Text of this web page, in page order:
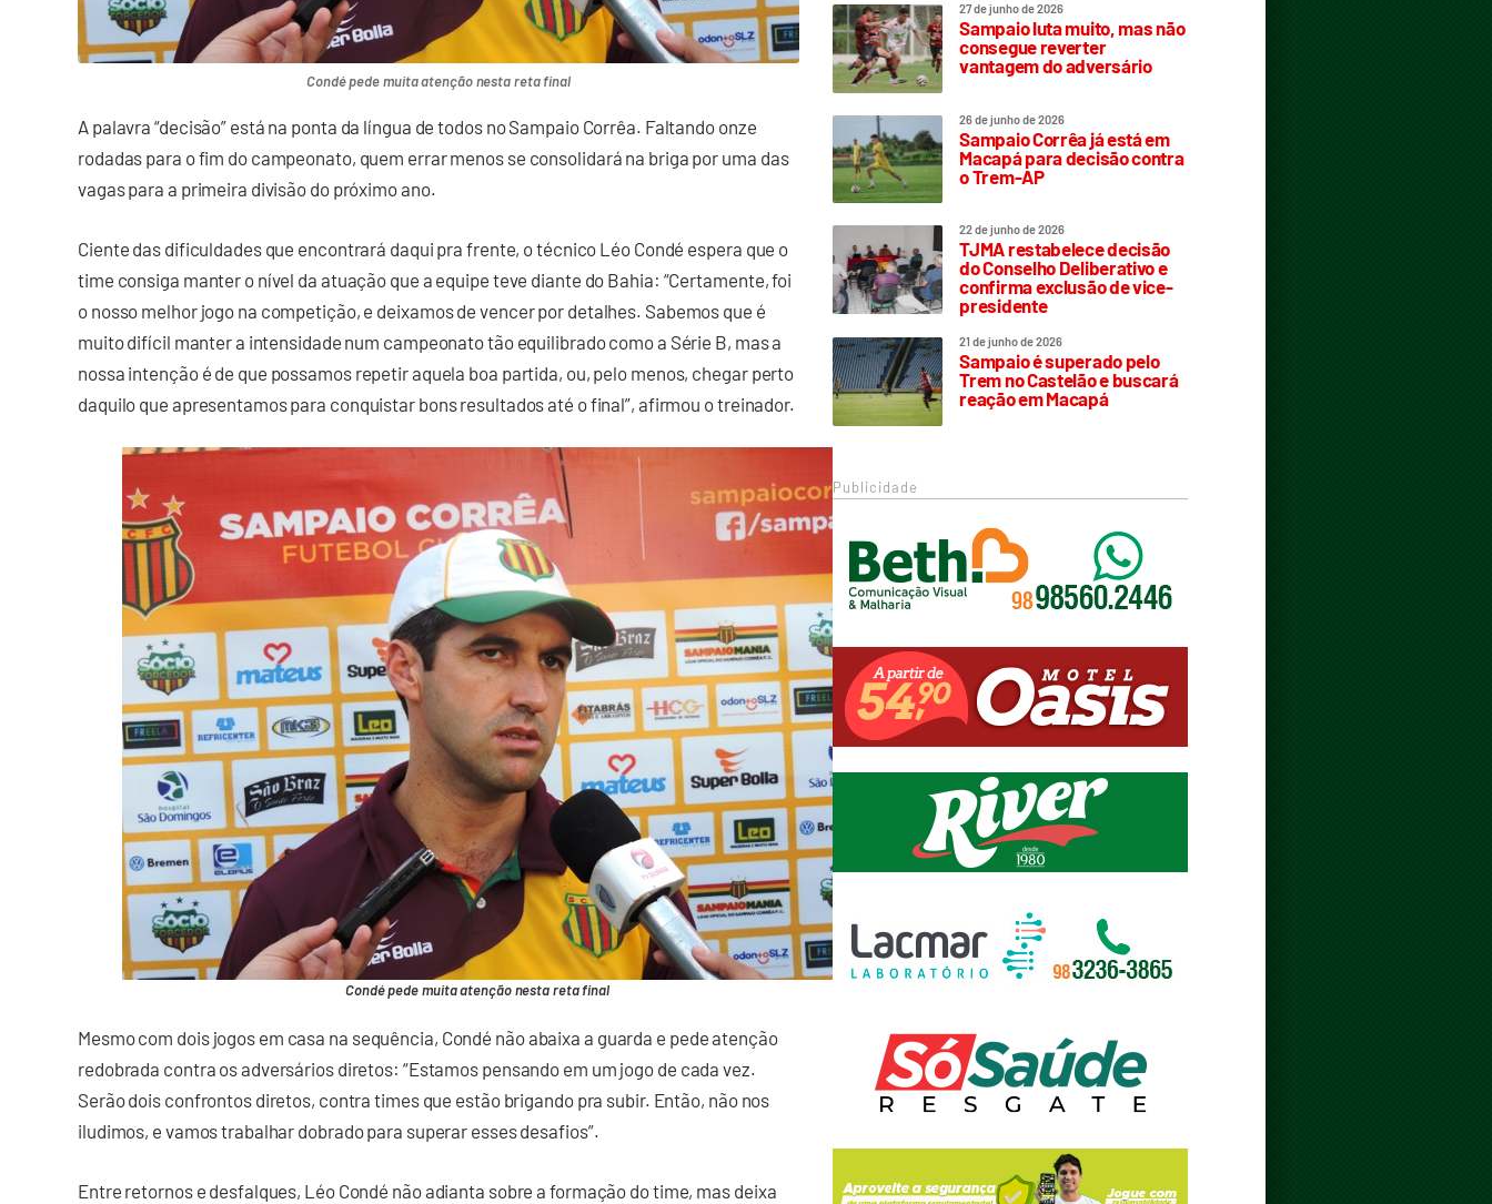
Condé pede muita atenção nesta reta final
A palavra “decisão” está na ponta da língua de todos no Sampaio Corrêa. Faltando onze
rodadas para o fim do campeonato, quem errar menos se consolidará na briga por uma das
vagas para a primeira divisão do próximo ano.
Ciente das dificuldades que encontrará daqui pra frente, o técnico Léo Condé espera que o
time consiga manter o nível da atuação que a equipe teve diante do Bahia: “Certamente, foi
o nosso melhor jogo na competição, e deixamos de vencer por detalhes. Sabemos que é
muito difícil manter a intensidade num campeonato tão equilibrado como a Série B, mas a
nossa intenção é de que possamos repetir aquela boa partida, ou, pelo menos, chegar perto
daquilo que apresentamos para conquistar bons resultados até o final”, afirmou o treinador.
Condé pede muita atenção nesta reta final
Mesmo com dois jogos em casa na sequência, Condé não abaixa a guarda e pede atenção
redobrada contra os adversários diretos: “Estamos pensando em um jogo de cada vez.
Serão dois confrontos diretos, contra times que estão brigando pra subir. Então, não nos
iludimos, e vamos trabalhar dobrado para superar esses desafios”.
Entre retornos e desfalques, Léo Condé não adianta sobre a formação do time, mas deixa
27 de junho de 2026
Sampaio luta muito, mas não
consegue reverter
vantagem do adversário
26 de junho de 2026
Sampaio Corrêa já está em
Macapá para decisão contra
o Trem-AP
22 de junho de 2026
TJMA restabelece decisão
do Conselho Deliberativo e
confirma exclusão de vice-
presidente
21 de junho de 2026
Sampaio é superado pelo
Trem no Castelão e buscará
reação em Macapá
Publicidade